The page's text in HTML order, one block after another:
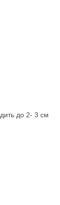
до 2- 3 см